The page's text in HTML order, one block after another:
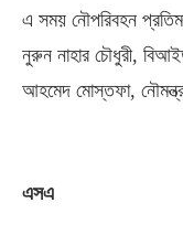
এ সময় নৌপরিবহন
নুরুন নাহার চৌধুরী,
আহমেদ মোস্তফা,
এসএ